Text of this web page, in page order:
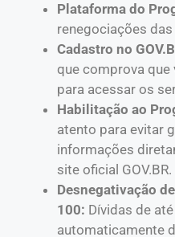
Plataforma do
renegociações
Cadastro no
que comprova que
para acessar os
Habilitação ao
atento para evitar
informações
site oficial GOV.BR.
Desnegativação
100: Dívidas de
automaticamente